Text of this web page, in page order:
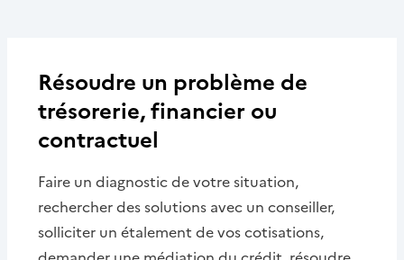
Résoudre un problème de
trésorerie, financier ou
contractuel
Faire un diagnostic de votre situation,
rechercher des solutions avec un conseiller,
solliciter un étalement de vos cotisations,